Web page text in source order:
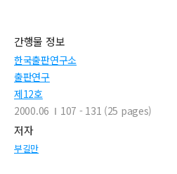
간행물 정보
한국출판연구소
출판연구
제12호
2000.06
107 - 131 (25 pages)
저자
부길만